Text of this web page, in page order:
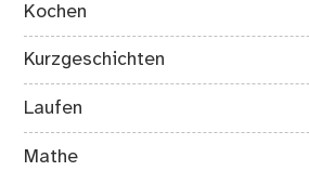
Kochen
Kurzgeschichten
Laufen
Mathe